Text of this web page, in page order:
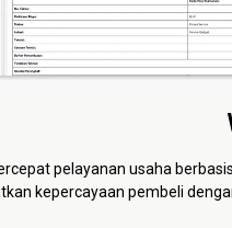
pelayanan usaha
kepercayaan pembeli